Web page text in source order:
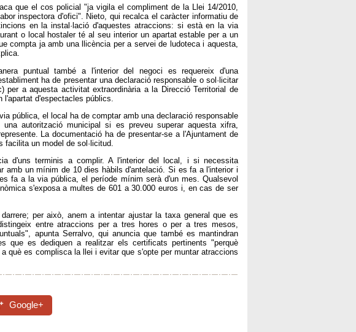
que el cos policial "ja vigila el compliment de la Llei 14/2010,
inspectora d'ofici". Nieto, qui recalca el caràcter informatiu de
en la instal·lació d'aquestes atraccions: si està en la via
o local hostaler té al seu interior un apartat estable per a un
compta ja amb una llicència per a servei de ludoteca i aquesta,
puntual també a l'interior del negoci es requereix d'una
ha de presentar una declaració responsable o sol·licitar
per a aquesta activitat extraordinària a la Direcció Territorial de
l'apartat d'espectacles públics.
pública, el local ha de comptar amb una declaració responsable
autorització municipal si es preveu superar aquesta xifra,
La documentació ha de presentar-se a l'Ajuntament de
un model de sol·licitud.
d'uns terminis a complir. A l'interior del local, i si necessita
amb un mínim de 10 dies hàbils d'antelació. Si es fa a l'interior i
fa a la via pública, el període mínim serà d'un mes. Qualsevol
s'exposa a multes de 601 a 30.000 euros i, en cas de ser
per això, anem a intentar ajustar la taxa general que es
entre atraccions per a tres hores o per a tres mesos,
apunta Serralvo, qui anuncia que també es mantindran
que es dediquen a realitzar els certificats pertinents "perquè
què es complisca la llei i evitar que s'opte per muntar atraccions
Google+